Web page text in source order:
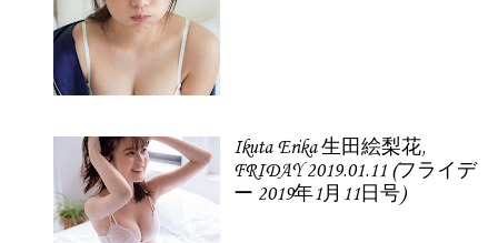
Ikuta Erika 生田絵梨花,
FRIDAY 2019.01.11 (フライデ
ー 2019年1月11日号)